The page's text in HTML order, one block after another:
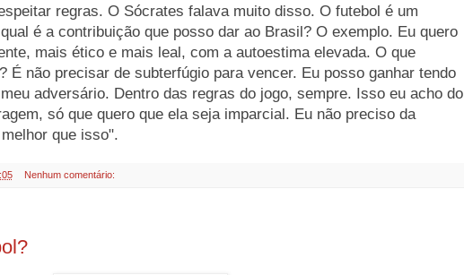
regras. O Sócrates falava muito disso. O futebol é um
é a contribuição que posso dar ao Brasil? O exemplo. Eu quero
mais ético e mais leal, com a autoestima elevada. O que
É não precisar de subterfúgio para vencer. Eu posso ganhar tendo
adversário. Dentro das regras do jogo, sempre. Isso eu acho do
só que quero que ela seja imparcial. Eu não preciso da
que isso".
Nenhum comentário: